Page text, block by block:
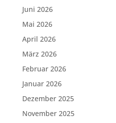
Juni 2026
Mai 2026
April 2026
März 2026
Februar 2026
Januar 2026
Dezember 2025
November 2025